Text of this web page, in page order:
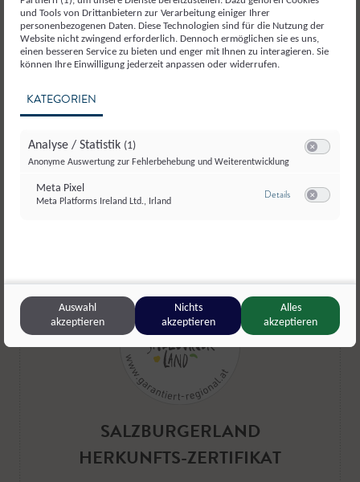
Metzgerei Siller,Scheffau
Bio-Rindfleisch
SALZBURGERLAND
HERKUNFTS-ZERTIFIKAT
und Tools von Drittanbietern zur Verarbeitung einiger Ihrer
personenbezogenen Daten. Diese Technologien sind für die Nutzung der
Website nicht zwingend erforderlich. Dennoch ermöglichen sie es uns,
einen besseren Service zu bieten und enger mit Ihnen zu interagieren. Sie
können Ihre Einwilligung jederzeit anpassen oder widerrufen.
KATEGORIEN
Analyse / Statistik (1)
Anonyme Auswertung zur Fehlerbehebung und Weiterentwicklung
Meta Pixel
Meta Platforms Ireland Ltd., Irland
Detailszu Meta Pixel
Auswahl
akzeptieren
Nichts
akzeptieren
Alles
akzeptieren